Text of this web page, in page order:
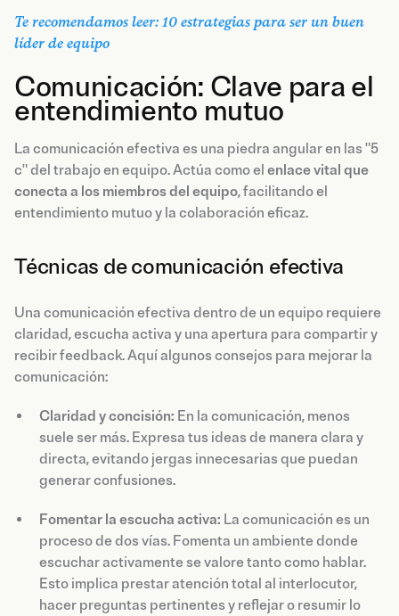
Te recomendamos leer: 10 estrategias para ser un buen
líder de equipo
Comunicación: Clave para el
entendimiento mutuo
La comunicación efectiva es una piedra angular en las "5
c" del trabajo en equipo. Actúa como el enlace vital que
conecta a los miembros del equipo, facilitando el
entendimiento mutuo y la colaboración eficaz.
Técnicas de comunicación efectiva
Una comunicación efectiva dentro de un equipo requiere
claridad, escucha activa y una apertura para compartir y
recibir feedback. Aquí algunos consejos para mejorar la
comunicación:
Claridad y concisión: En la comunicación, menos
suele ser más. Expresa tus ideas de manera clara y
directa, evitando jergas innecesarias que puedan
generar confusiones.
Fomentar la escucha activa: La comunicación es un
proceso de dos vías. Fomenta un ambiente donde
escuchar activamente se valore tanto como hablar.
Esto implica prestar atención total al interlocutor,
hacer preguntas pertinentes y reflejar o resumir lo